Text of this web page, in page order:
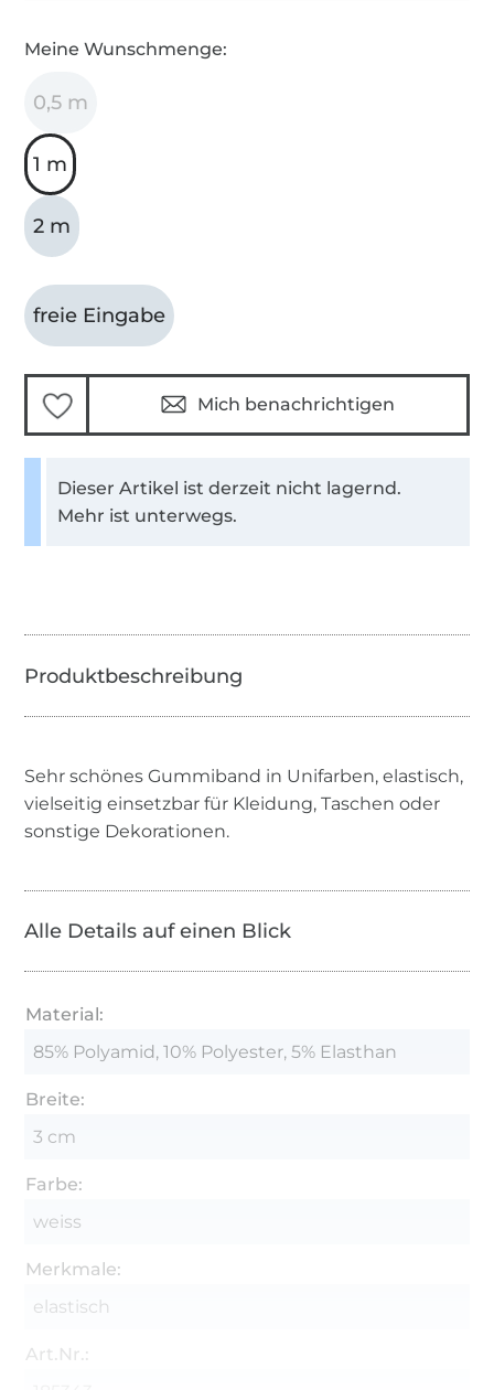
Meine Wunschmenge:
0,5 m
1 m
2 m
freie Eingabe
Mich benachrichtigen
Dieser Artikel ist derzeit nicht lagernd.
Mehr ist unterwegs.
Sehr schönes Gummiband in Unifarben, elastisch,
vielseitig einsetzbar für Kleidung, Taschen oder
sonstige Dekorationen.
Alle Details auf einen Blick
Material:
85% Polyamid, 10% Polyester, 5% Elasthan
Breite:
3 cm
Farbe:
weiss
Merkmale:
elastisch
Art.Nr.: